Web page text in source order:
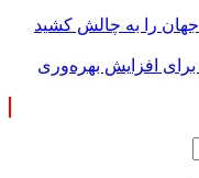
جهان را به چالش کشید
برای افزایش بهره‌وری